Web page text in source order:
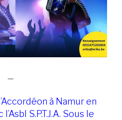
—
à Namur en
S.P.T.J.A. Sous le